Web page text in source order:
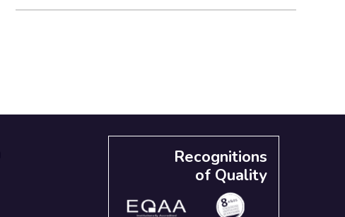
Recognitions
of Quality